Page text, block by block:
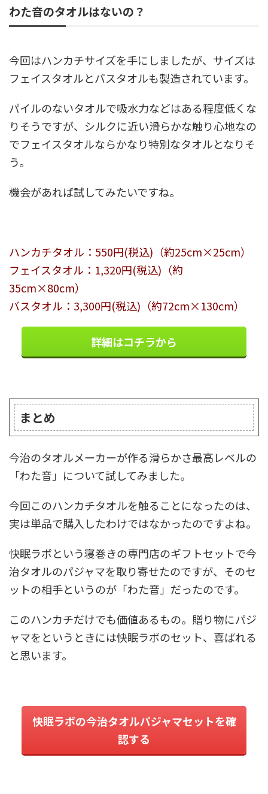
わた音のタオルはないの？
今回はハンカチサイズを手にしましたが、サイズは
フェイスタオルとバスタオルも製造されています。
パイルのないタオルで吸水力などはある程度低くな
りそうですが、シルクに近い滑らかな触り心地なの
でフェイスタオルならかなり特別なタオルとなりそ
う。
機会があれば試してみたいですね。
ハンカチタオル：550円(税込)（約25cm×25cm）
フェイスタオル：1,320円(税込)（約
35cm×80cm）
バスタオル：3,300円(税込)（約72cm×130cm）
詳細はコチラから
まとめ
今治のタオルメーカーが作る滑らかさ最高レベルの
「わた音」について試してみました。
今回このハンカチタオルを触ることになったのは、
実は単品で購入したわけではなかったのですよね。
快眠ラボという寝巻きの専門店のギフトセットで今
治タオルのパジャマを取り寄せたのですが、そのセ
ットの相手というのが「わた音」だったのです。
このハンカチだけでも価値あるもの。贈り物にパジ
ャマをというときには快眠ラボのセット、喜ばれる
と思います。
快眠ラボの今治タオルパジャマセットを確
認する